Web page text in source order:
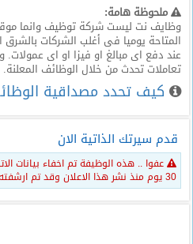
ملحوظة هامة:
وظايف نت ليست شركة توظيف وانما موقع
المتاحة يوميا فى أغلب الشركات
عند دفع اى مبالغ او فيزا او اى
تعاملات تحدث من خلال الوظائف المعلنة.
كيف تحدد مصداقية
قدم سيرتك الذاتية الان
عفوا .. هذه الوظيفة تم اخفاء بيانات
30 يوم منذ نشر هذا الاعلان وقد تم ارشفته.